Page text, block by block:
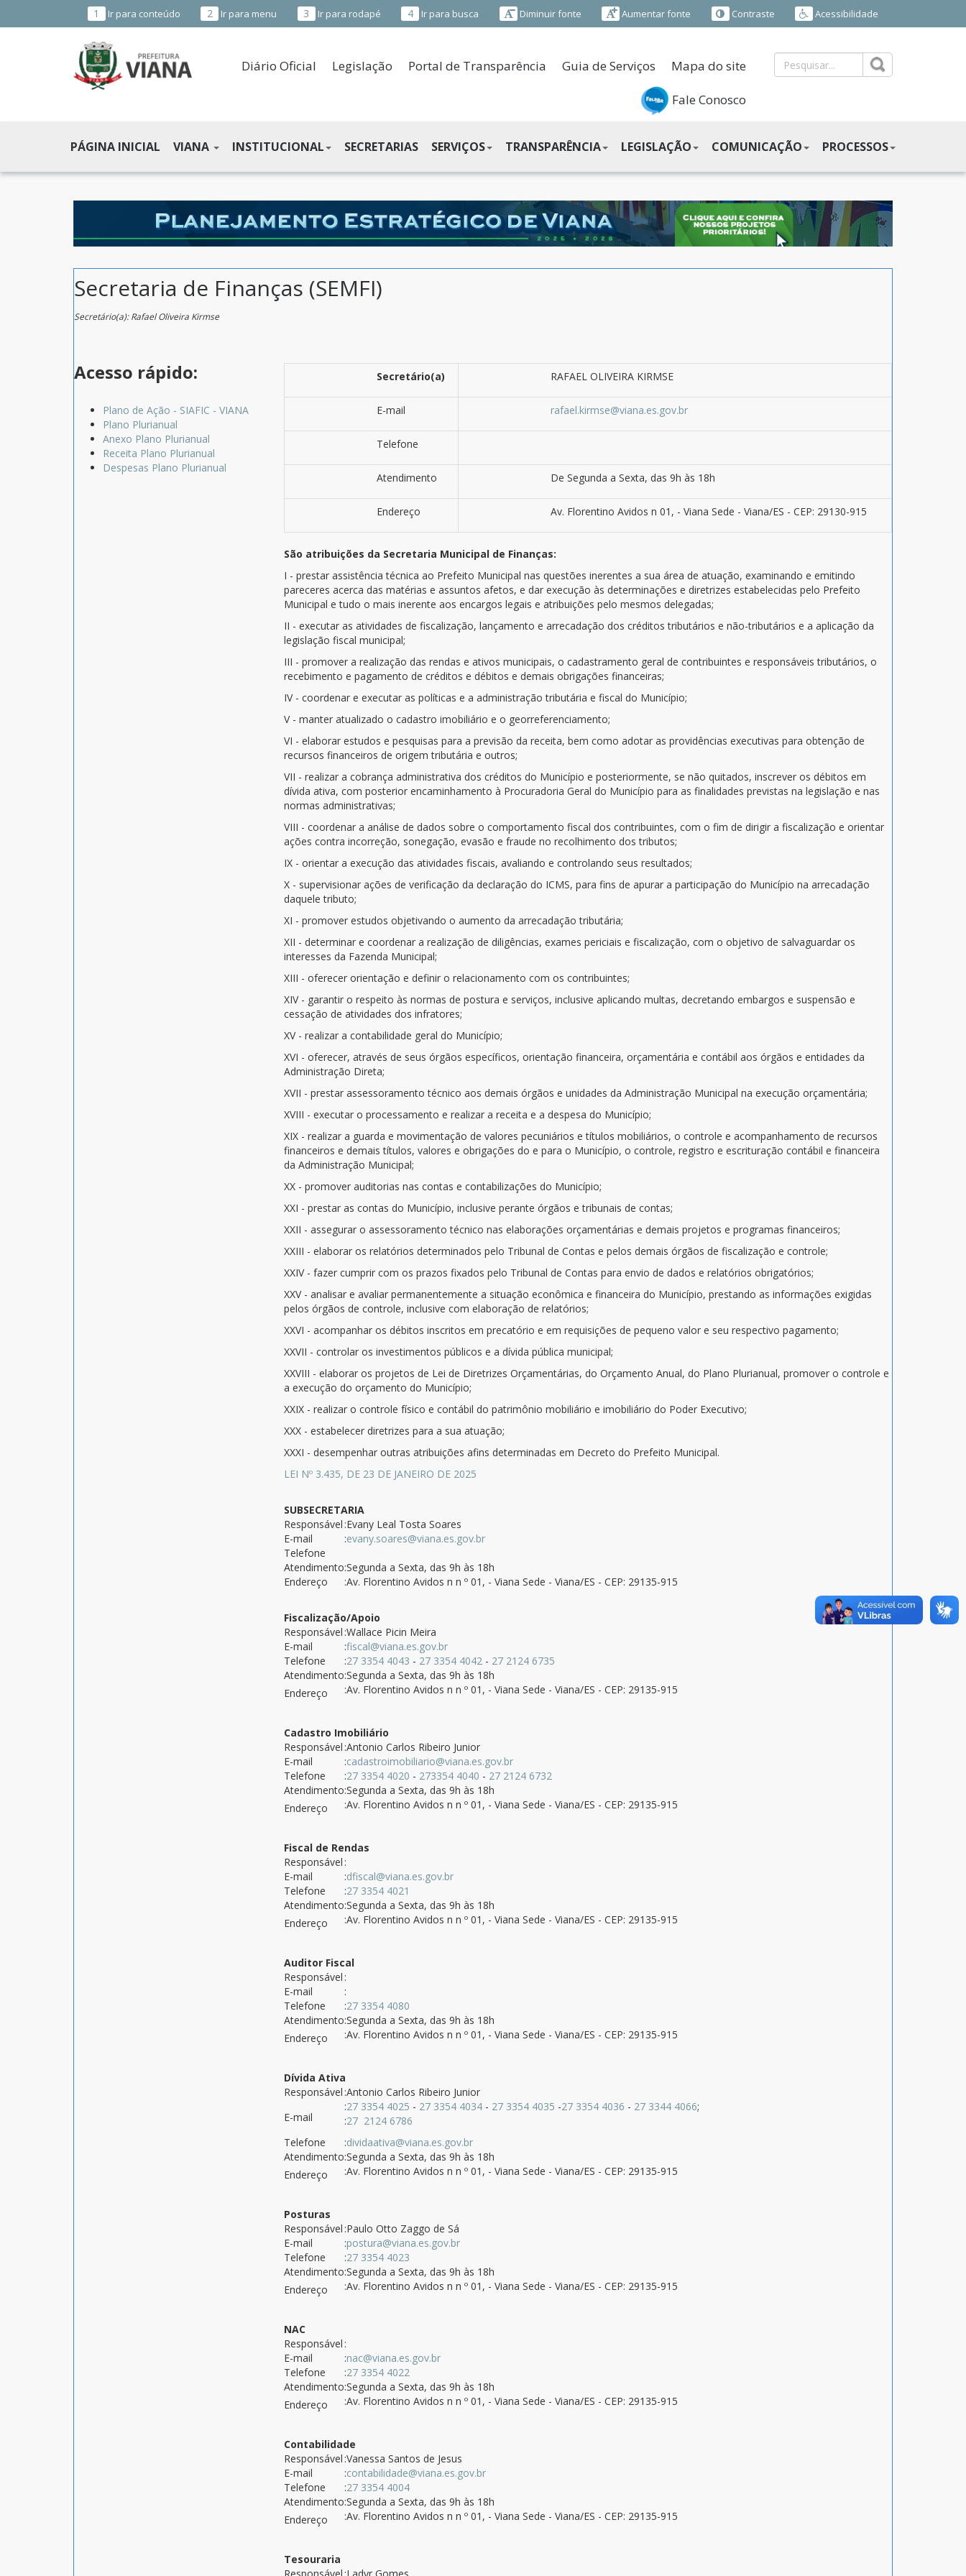
1 Ir para conteúdo 2 Ir para menu 3 Ir para rodapé 4 Ir para busca Diminuir fonte Aumentar fonte Contraste Acessibilidade
MUNICIPAL
DE
VIANA
ES
Diário Oficial Legislação Portal de Transparência Guia de Serviços Mapa do site
Fale Conosco
PÁGINA INICIAL VIANA INSTITUCIONAL SECRETARIAS SERVIÇOS TRANSPARÊNCIA LEGISLAÇÃO COMUNICAÇÃO PROCESSOS
Secretaria de Finanças (SEMFI)
Secretário(a): Rafael Oliveira Kirmse
Acesso rápido:
Plano de Ação - SIAFIC - VIANA
Plano Plurianual
Anexo Plano Plurianual
Receita Plano Plurianual
Despesas Plano Plurianual
Secretário(a) RAFAEL OLIVEIRA KIRMSE
E-mail rafael.kirmse@viana.es.gov.br
Telefone
Atendimento De Segunda a Sexta, das 9h às 18h
Endereço Av. Florentino Avidos n 01, - Viana Sede - Viana/ES - CEP: 29130-915
São atribuições da Secretaria Municipal de Finanças:
I - prestar assistência técnica ao Prefeito Municipal nas questões inerentes a sua área de atuação, examinando e emitindo
pareceres acerca das matérias e assuntos afetos, e dar execução às determinações e diretrizes estabelecidas pelo Prefeito
Municipal e tudo o mais inerente aos encargos legais e atribuições pelo mesmos delegadas;
II - executar as atividades de fiscalização, lançamento e arrecadação dos créditos tributários e não-tributários e a aplicação da
legislação fiscal municipal;
III - promover a realização das rendas e ativos municipais, o cadastramento geral de contribuintes e responsáveis tributários, o
recebimento e pagamento de créditos e débitos e demais obrigações financeiras;
IV - coordenar e executar as políticas e a administração tributária e fiscal do Município;
V - manter atualizado o cadastro imobiliário e o georreferenciamento;
VI - elaborar estudos e pesquisas para a previsão da receita, bem como adotar as providências executivas para obtenção de
recursos financeiros de origem tributária e outros;
VII - realizar a cobrança administrativa dos créditos do Município e posteriormente, se não quitados, inscrever os débitos em
dívida ativa, com posterior encaminhamento à Procuradoria Geral do Município para as finalidades previstas na legislação e nas
normas administrativas;
VIII - coordenar a análise de dados sobre o comportamento fiscal dos contribuintes, com o fim de dirigir a fiscalização e orientar
ações contra incorreção, sonegação, evasão e fraude no recolhimento dos tributos;
IX - orientar a execução das atividades fiscais, avaliando e controlando seus resultados;
X - supervisionar ações de verificação da declaração do ICMS, para fins de apurar a participação do Município na arrecadação
daquele tributo;
XI - promover estudos objetivando o aumento da arrecadação tributária;
XII - determinar e coordenar a realização de diligências, exames periciais e fiscalização, com o objetivo de salvaguardar os
interesses da Fazenda Municipal;
XIII - oferecer orientação e definir o relacionamento com os contribuintes;
XIV - garantir o respeito às normas de postura e serviços, inclusive aplicando multas, decretando embargos e suspensão e
cessação de atividades dos infratores;
XV - realizar a contabilidade geral do Município;
XVI - oferecer, através de seus órgãos específicos, orientação financeira, orçamentária e contábil aos órgãos e entidades da
Administração Direta;
XVII - prestar assessoramento técnico aos demais órgãos e unidades da Administração Municipal na execução orçamentária;
XVIII - executar o processamento e realizar a receita e a despesa do Município;
XIX - realizar a guarda e movimentação de valores pecuniários e títulos mobiliários, o controle e acompanhamento de recursos
financeiros e demais títulos, valores e obrigações do e para o Município, o controle, registro e escrituração contábil e financeira
da Administração Municipal;
XX - promover auditorias nas contas e contabilizações do Município;
XXI - prestar as contas do Município, inclusive perante órgãos e tribunais de contas;
XXII - assegurar o assessoramento técnico nas elaborações orçamentárias e demais projetos e programas financeiros;
XXIII - elaborar os relatórios determinados pelo Tribunal de Contas e pelos demais órgãos de fiscalização e controle;
XXIV - fazer cumprir com os prazos fixados pelo Tribunal de Contas para envio de dados e relatórios obrigatórios;
XXV - analisar e avaliar permanentemente a situação econômica e financeira do Município, prestando as informações exigidas
pelos órgãos de controle, inclusive com elaboração de relatórios;
XXVI - acompanhar os débitos inscritos em precatório e em requisições de pequeno valor e seu respectivo pagamento;
XXVII - controlar os investimentos públicos e a dívida pública municipal;
XXVIII - elaborar os projetos de Lei de Diretrizes Orçamentárias, do Orçamento Anual, do Plano Plurianual, promover o controle e
a execução do orçamento do Município;
XXIX - realizar o controle físico e contábil do patrimônio mobiliário e imobiliário do Poder Executivo;
XXX - estabelecer diretrizes para a sua atuação;
XXXI - desempenhar outras atribuições afins determinadas em Decreto do Prefeito Municipal.
LEI Nº 3.435, DE 23 DE JANEIRO DE 2025
SUBSECRETARIA
Responsável :Evany Leal Tosta Soares
E-mail
:evany.soares@viana.es.gov.br
Telefone
Atendimento:Segunda a Sexta, das 9h às 18h
Endereço
:Av. Florentino Avidos n n º 01, - Viana Sede - Viana/ES - CEP: 29135-915
Fiscalização/Apoio
Responsável :Wallace Picin Meira
E-mail
:fiscal@viana.es.gov.br
Telefone
:27 3354 4043 - 27 3354 4042 - 27 2124 6735
Atendimento:Segunda a Sexta, das 9h às 18h
Endereço
:Av. Florentino Avidos n n º 01, - Viana Sede - Viana/ES - CEP: 29135-915
Cadastro Imobiliário
Responsável :Antonio Carlos Ribeiro Junior
E-mail
:cadastroimobiliario@viana.es.gov.br
Telefone
:27 3354 4020 - 273354 4040 - 27 2124 6732
Atendimento:Segunda a Sexta, das 9h às 18h
Endereço
:Av. Florentino Avidos n n º 01, - Viana Sede - Viana/ES - CEP: 29135-915
Fiscal de Rendas
Responsável :
E-mail
:dfiscal@viana.es.gov.br
Telefone
:27 3354 4021
Atendimento:Segunda a Sexta, das 9h às 18h
Endereço
:Av. Florentino Avidos n n º 01, - Viana Sede - Viana/ES - CEP: 29135-915
Auditor Fiscal
Responsável :
E-mail
:
Telefone
:27 3354 4080
Atendimento:Segunda a Sexta, das 9h às 18h
Endereço
:Av. Florentino Avidos n n º 01, - Viana Sede - Viana/ES - CEP: 29135-915
Dívida Ativa
Responsável :Antonio Carlos Ribeiro Junior
E-mail
:27 3354 4025 - 27 3354 4034 - 27 3354 4035 -27 3354 4036 - 27 3344 4066;
:27 2124 6786
Telefone
:dividaativa@viana.es.gov.br
Atendimento:Segunda a Sexta, das 9h às 18h
Endereço
:Av. Florentino Avidos n n º 01, - Viana Sede - Viana/ES - CEP: 29135-915
Posturas
Responsável :Paulo Otto Zaggo de Sá
E-mail
:postura@viana.es.gov.br
Telefone
:27 3354 4023
Atendimento:Segunda a Sexta, das 9h às 18h
Endereço
:Av. Florentino Avidos n n º 01, - Viana Sede - Viana/ES - CEP: 29135-915
NAC
Responsável :
E-mail
:nac@viana.es.gov.br
Telefone
:27 3354 4022
Atendimento:Segunda a Sexta, das 9h às 18h
Endereço
:Av. Florentino Avidos n n º 01, - Viana Sede - Viana/ES - CEP: 29135-915
Contabilidade
Responsável :Vanessa Santos de Jesus
E-mail
:contabilidade@viana.es.gov.br
Telefone
:27 3354 4004
Atendimento:Segunda a Sexta, das 9h às 18h
Endereço
:Av. Florentino Avidos n n º 01, - Viana Sede - Viana/ES - CEP: 29135-915
Tesouraria